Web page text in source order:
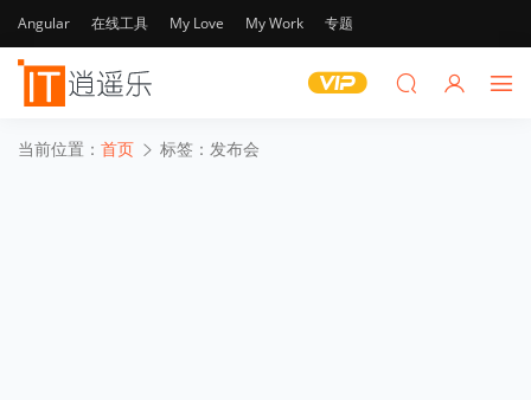
Angular 在线工具 My Love My Work 专题
当前位置： 首页 标签：发布会